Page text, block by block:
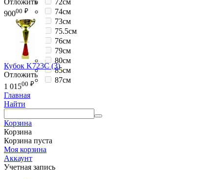
74см
73см
75.5см
76см
79см
80см
85см
87см
90000 ₽
Кубок K723C (3)
Отложить
1 01500 ₽
Главная
Найти
Корзина
Корзина
Корзина пуста
Моя корзина
Аккаунт
Учетная запись